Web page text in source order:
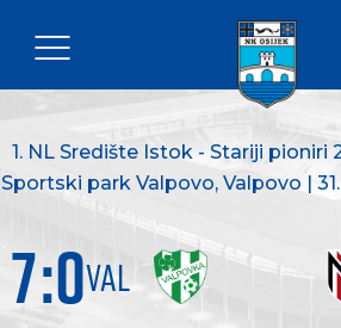
1. NL Središte Istok - Stariji pioniri
Sportski park Valpovo, Valpovo |
VAL
7:0